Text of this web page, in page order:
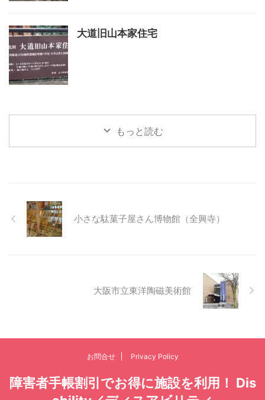
大道旧山本家住宅
もっと読む
小さな駄菓子屋さん博物館（全興寺）
大阪市立東洋陶磁美術館
お問合せ Privacy Policy
障害者手帳割引でお得に施設を利用！ Dis